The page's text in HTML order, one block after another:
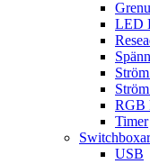
LED
RGB
Timer
Switchboxar
USB